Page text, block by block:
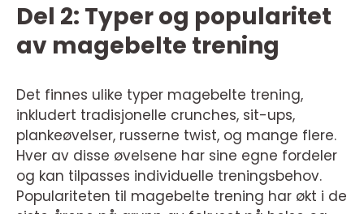
Del 2: Typer og popularitet
av magebelte trening
Det finnes ulike typer magebelte trening,
inkludert tradisjonelle crunches, sit-ups,
plankeøvelser, russerne twist, og mange flere.
Hver av disse øvelsene har sine egne fordeler
og kan tilpasses individuelle treningsbehov.
Populariteten til magebelte trening har økt i de